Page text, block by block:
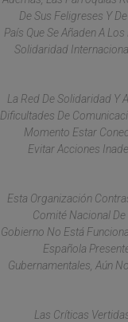
De Sus Feligreses Y
País Que Se Añaden A
Solidaridad
La Red De Solidaridad Y
Dificultades De
Momento Estar
Evitar Acciones
Esta Organización
Comité Nacional
Gobierno No Está
Española
Gubernamentales, Aún
Las Críticas